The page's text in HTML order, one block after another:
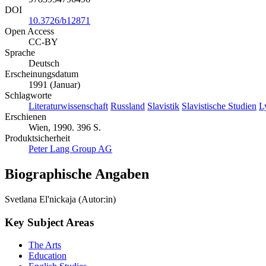
DOI
10.3726/b12871
Open Access
CC-BY
Sprache
Deutsch
Erscheinungsdatum
1991 (Januar)
Schlagworte
Literaturwissenschaft Russland Slavistik Slavistische Studien
Erschienen
Wien, 1990. 396 S.
Produktsicherheit
Peter Lang Group AG
Biographische Angaben
Svetlana El'nickaja (Autor:in)
Key Subject Areas
The Arts
Education